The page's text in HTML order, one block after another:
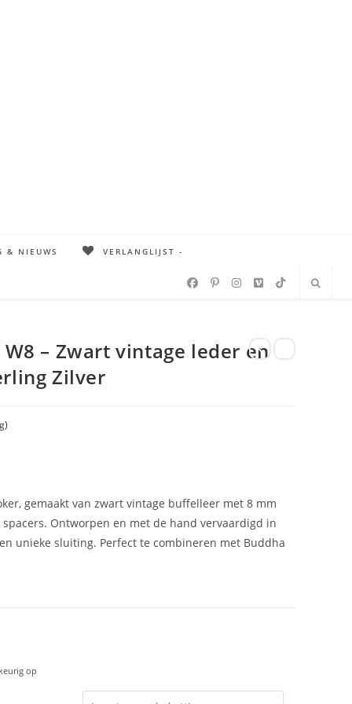
& NIEUWS VERLANGLIJST -
– Zwart vintage leder en
Zilver
gemaakt van zwart vintage buffelleer met 8 mm
Ontworpen en met de hand vervaardigd in
unieke sluiting. Perfect te combineren met Buddha
op